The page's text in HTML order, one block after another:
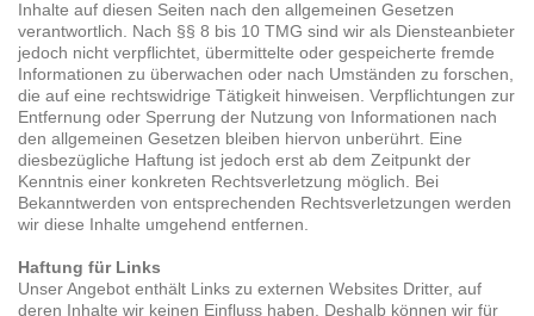
Inhalte auf diesen Seiten nach den allgemeinen Gesetzen
verantwortlich. Nach §§ 8 bis 10 TMG sind wir als Diensteanbieter
jedoch nicht verpflichtet, übermittelte oder gespeicherte fremde
Informationen zu überwachen oder nach Umständen zu forschen,
die auf eine rechtswidrige Tätigkeit hinweisen. Verpflichtungen zur
Entfernung oder Sperrung der Nutzung von Informationen nach
den allgemeinen Gesetzen bleiben hiervon unberührt. Eine
diesbezügliche Haftung ist jedoch erst ab dem Zeitpunkt der
Kenntnis einer konkreten Rechtsverletzung möglich. Bei
Bekanntwerden von entsprechenden Rechtsverletzungen werden
wir diese Inhalte umgehend entfernen.
Haftung für Links
Unser Angebot enthält Links zu externen Websites Dritter, auf
deren Inhalte wir keinen Einfluss haben. Deshalb können wir für